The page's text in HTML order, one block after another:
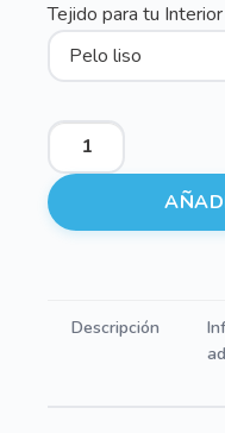
Tejido para tu Interior
Guantes
tejido
técnico
liso
Descripción